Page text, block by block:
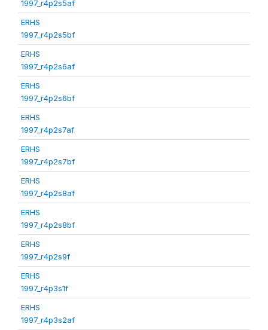
1997_r4p2s5af
ERHS
1997_r4p2s5bf
ERHS
1997_r4p2s6af
ERHS
1997_r4p2s6bf
ERHS
1997_r4p2s7af
ERHS
1997_r4p2s7bf
ERHS
1997_r4p2s8af
ERHS
1997_r4p2s8bf
ERHS
1997_r4p2s9f
ERHS
1997_r4p3s1f
ERHS
1997_r4p3s2af